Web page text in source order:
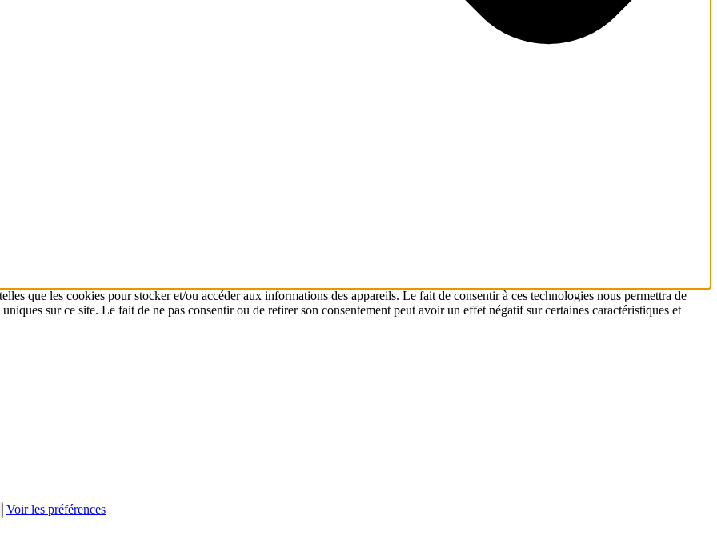
que les cookies pour stocker et/ou accéder aux informations des appareils. Le fait de consentir à ces technologies nous permettra de
sur ce site. Le fait de ne pas consentir ou de retirer son consentement peut avoir un effet négatif sur certaines caractéristiques et
Voir les préférences